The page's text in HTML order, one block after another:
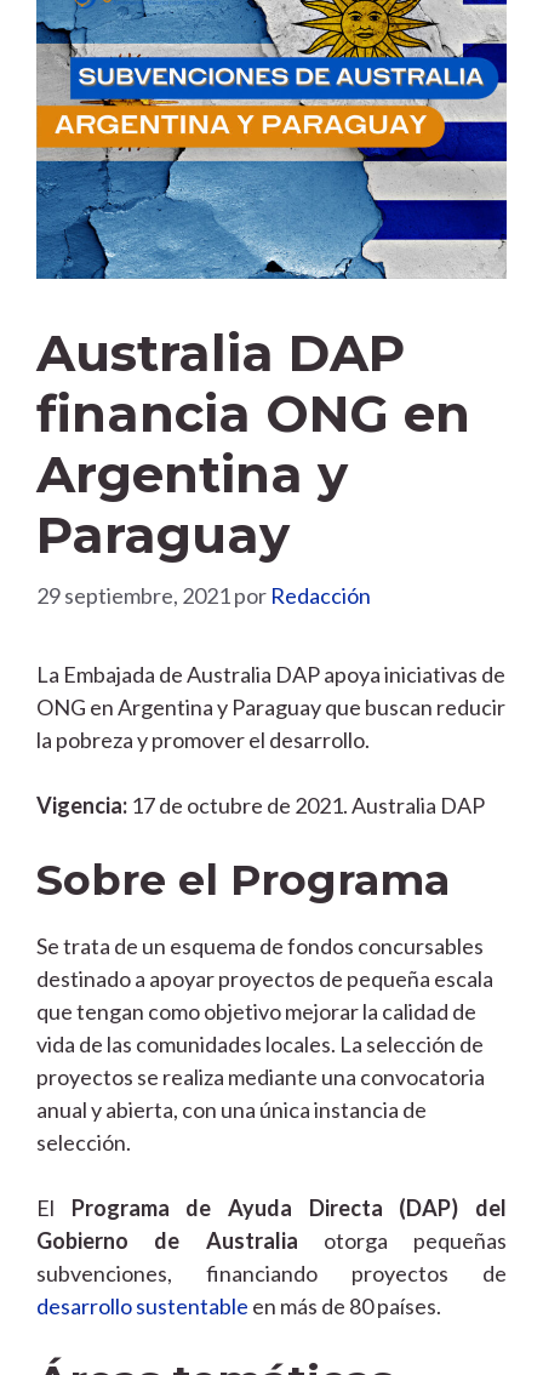
Australia DAP
financia ONG en
Argentina y
Paraguay
29 septiembre, 2021por Redacción
La Embajada de Australia DAP apoya iniciativas de
ONG en Argentina y Paraguay que buscan reducir
la pobreza y promover el desarrollo.
Vigencia: 17 de octubre de 2021. Australia DAP
Sobre el Programa
Se trata de un esquema de fondos concursables
destinado a apoyar proyectos de pequeña escala
que tengan como objetivo mejorar la calidad de
vida de las comunidades locales. La selección de
proyectos se realiza mediante una convocatoria
anual y abierta, con una única instancia de
selección.
El Programa de Ayuda Directa (DAP) del
Gobierno de Australia otorga pequeñas
subvenciones, financiando proyectos de
desarrollo sustentable en más de 80 países.